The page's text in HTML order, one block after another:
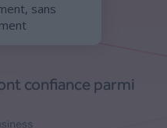
sans
confiance parmi